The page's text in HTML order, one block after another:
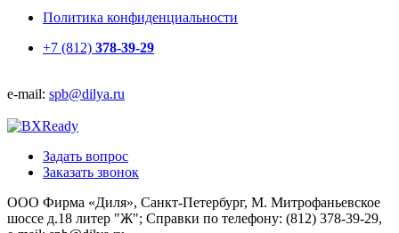
Политика конфиденциальности
+7 (812) 378-39-29
e-mail: spb@dilya.ru
Задать вопрос
Заказать звонок
ООО Фирма «Диля», Санкт-Петербург, М. Митрофаньевское
шоссе д.18 литер "Ж"; Справки по телефону: (812) 378-39-29,